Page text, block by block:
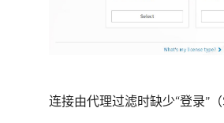
连接由代理过滤时缺少“登录”